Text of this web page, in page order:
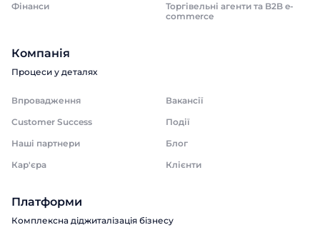
Фінанси
Торгівельні агенти та B2B e-
commerce
Компанія
Процеси у деталях
Впровадження
Вакансії
Customer Success
Події
Наші партнери
Блог
Кар'єра
Клієнти
Платформи
Комплексна діджиталізація бізнесу